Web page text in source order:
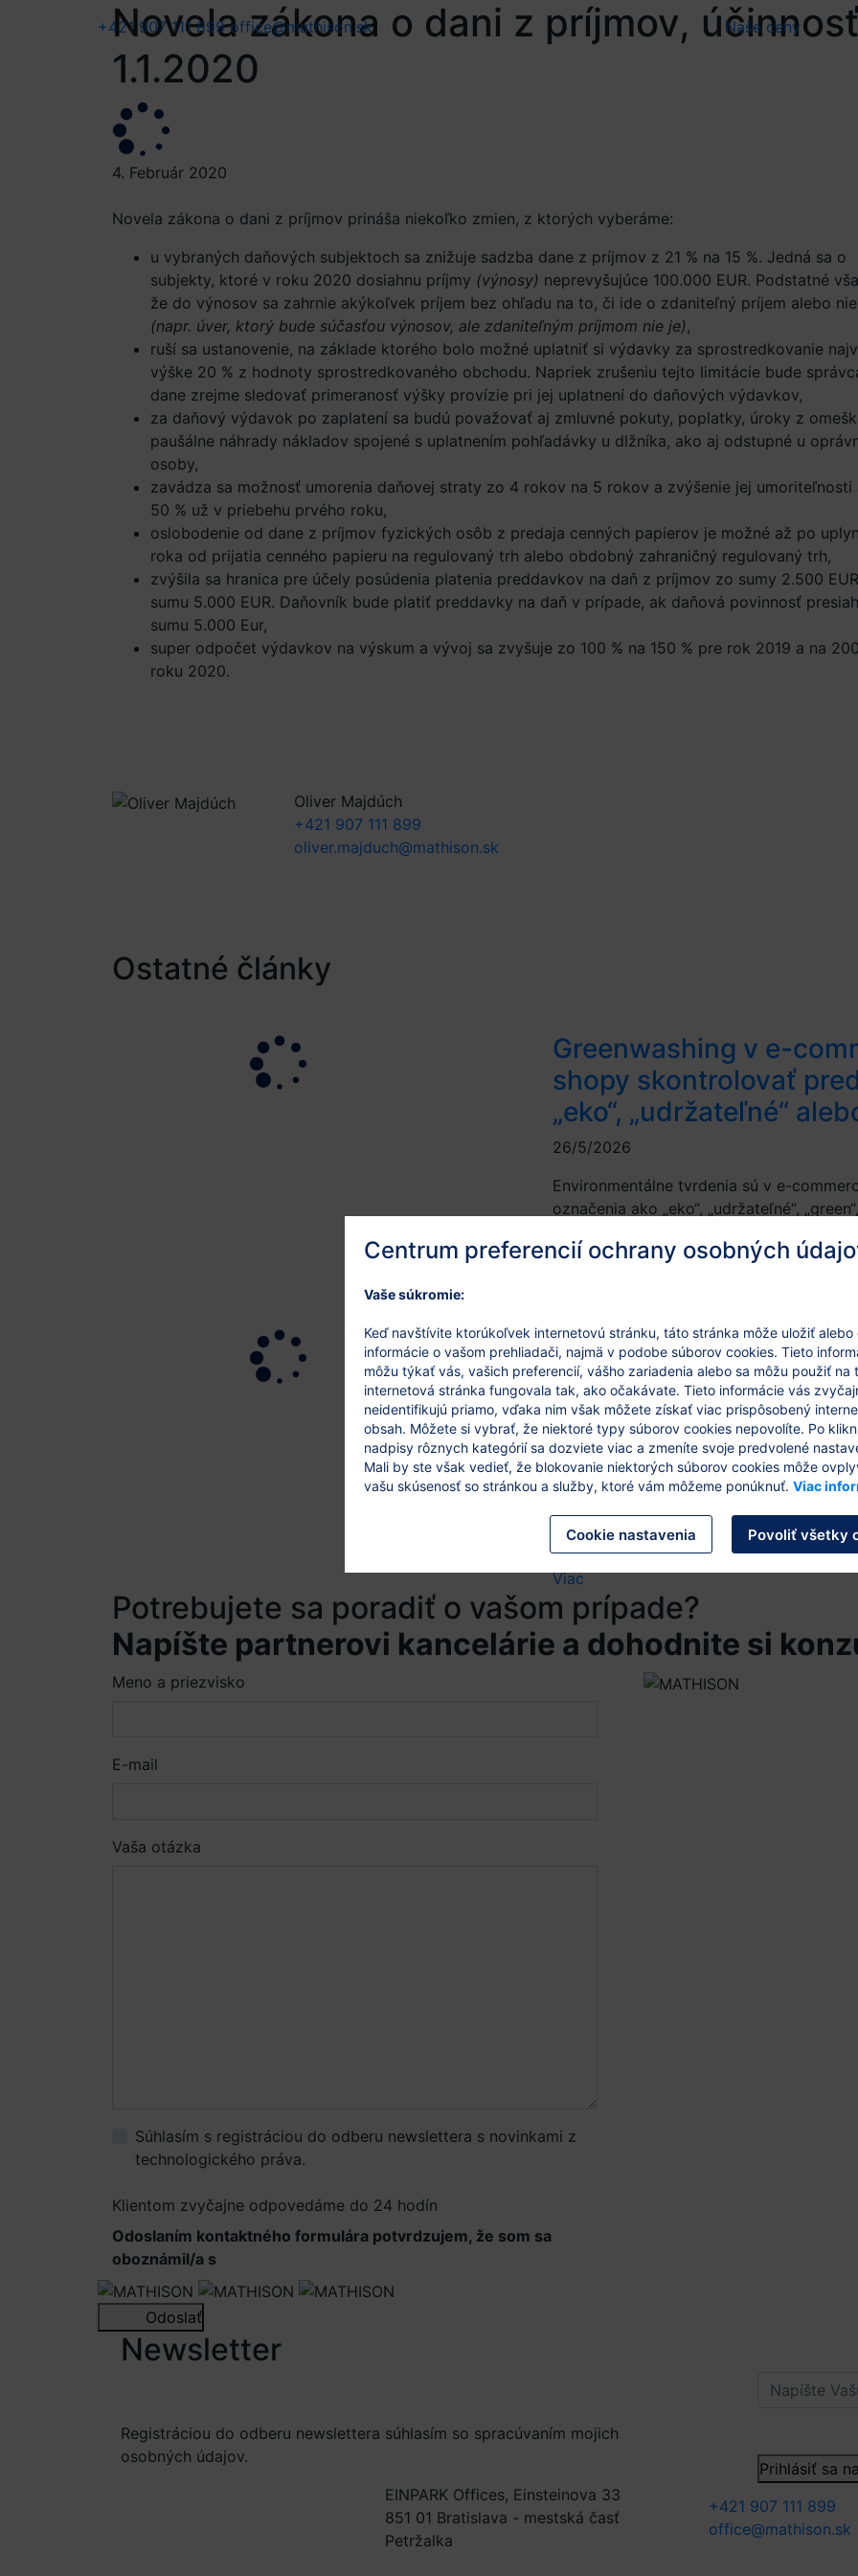
+421 907 111 899 office@mathison.sk Naše ceny
Novela zákona o dani z príjmov, účinnosť
1.1.2020
4. Február 2020
Novela zákona o dani z príjmov prináša niekoľko zmien, z ktorých vyberáme:
u vybraných daňových subjektoch sa znižuje sadzba dane z príjmov z 21 % na 15 %. Jedná sa o
subjekty, ktoré v roku 2020 dosiahnu príjmy (výnosy) neprevyšujúce 100.000 EUR. Podstatné
že do výnosov sa zahrnie akýkoľvek príjem bez ohľadu na to, či ide o zdaniteľný príjem alebo nie
(napr. úver, ktorý bude súčasťou výnosov, ale zdaniteľným príjmom nie je),
ruší sa ustanovenie, na základe ktorého bolo možné uplatniť si výdavky za sprostredkovanie
výške 20 % z hodnoty sprostredkovaného obchodu. Napriek zrušeniu tejto limitácie bude
dane zrejme sledovať primeranosť výšky provízie pri jej uplatnení do daňových výdavkov,
za daňový výdavok po zaplatení sa budú považovať aj zmluvné pokuty, poplatky, úroky z
paušálne náhrady nákladov spojené s uplatnením pohľadávky u dlžníka, ako aj odstupné u
osoby,
zavádza sa možnosť umorenia daňovej straty zo 4 rokov na 5 rokov a zvýšenie jej umoriteľnosti
50 % už v priebehu prvého roku,
oslobodenie od dane z príjmov fyzických osôb z predaja cenných papierov je možné až po
roka od prijatia cenného papieru na regulovaný trh alebo obdobný zahraničný regulovaný trh,
zvýšila sa hranica pre účely posúdenia platenia preddavkov na daň z príjmov zo sumy 2.500
sumu 5.000 EUR. Daňovník bude platiť preddavky na daň v prípade, ak daňová povinnosť
sumu 5.000 Eur,
super odpočet výdavkov na výskum a vývoj sa zvyšuje zo 100 % na 150 % pre rok 2019 a na
roku 2020.
Oliver Majdúch
+421 907 111 899
oliver.majduch@mathison.sk
Ostatné články
Greenwashing v e-
shopy skontrolovať
„eko“, „udržateľné“
26/5/2026
Environmentálne tvrdenia sú v e-
označenia ako „eko“, „udržateľné“,
aby zákazníkom ukázali
Problém nastáva vtedy, keď takéto
preukázateľné. Čo je to greenwashing
Legislatívne zmeny
platby, reklamácie,
26/5/2026
Rok 2026 prinesie e-shopom viacero
tých, ktorí majú osobný odber, používajú
influencermi, využívajú AI nástroje alebo
Bezhotovostné platby a eKasa E-shopy
predajnom mieste a či sa…
Viac
Potrebujete sa poradiť o vašom prípade?
Napíšte partnerovi kancelárie a dohodnite si
Meno a priezvisko
E-mail
Vaša otázka
Súhlasím s registráciou do odberu newslettera s novinkami z
technologického práva.
Klientom zvyčajne odpovedáme do 24 hodín
Odoslaním kontaktného formulára potvrdzujem, že som sa
oboznámil/a s
Odoslať
Newsletter
Registráciou do odberu newslettera súhlasím so spracúvaním mojich
osobných údajov.
Prihlásiť sa
EINPARK Offices, Einsteinova 33
851 01 Bratislava - mestská časť
Petržalka
+421 907 111 899
office@mathison.sk
Centrum preferencií ochrany osobných
Vaše súkromie:
Keď navštívite ktorúkoľvek internetovú stránku, táto stránka môže uložiť alebo
informácie o vašom prehliadači, najmä v podobe súborov cookies. Tieto
môžu týkať vás, vašich preferencií, vášho zariadenia alebo sa môžu použiť na
internetová stránka fungovala tak, ako očakávate. Tieto informácie vás
neidentifikujú priamo, vďaka nim však môžete získať viac prispôsobený
obsah. Môžete si vybrať, že niektoré typy súborov cookies nepovolíte. Po
nadpisy rôznych kategórií sa dozviete viac a zmeníte svoje predvolené
Mali by ste však vedieť, že blokovanie niektorých súborov cookies môže
vašu skúsenosť so stránkou a služby, ktoré vám môžeme ponúknuť. Viac
Cookie nastavenia Povoliť všetky